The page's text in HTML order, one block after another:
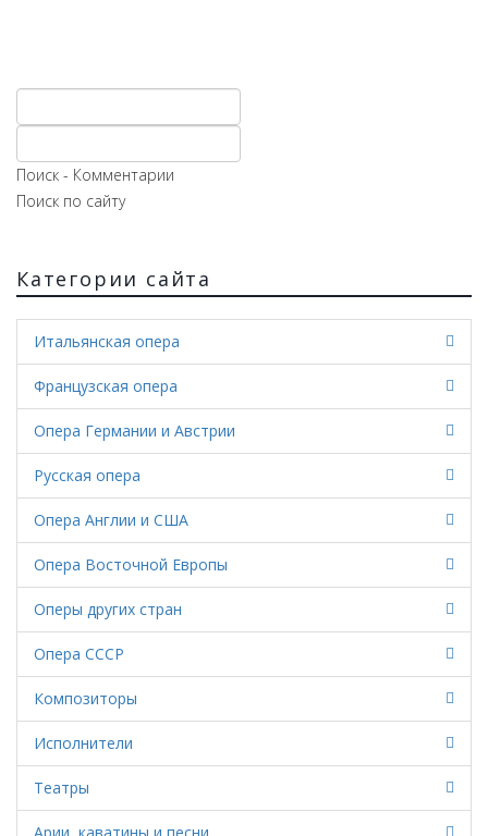
Поиск - Комментарии
Поиск по сайту
Категории сайта
Итальянская опера
Французская опера
Опера Германии и Австрии
Русская опера
Опера Англии и США
Опера Восточной Европы
Оперы других стран
Опера СССР
Композиторы
Исполнители
Театры